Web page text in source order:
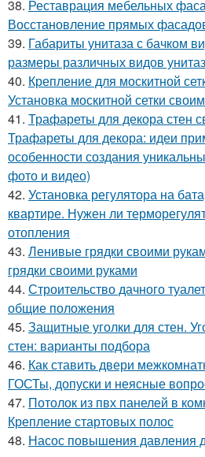
38. Реставрация мебельных
Восстановление прямых
39. Габариты унитаза с бачком
размеры различных видов
40. Крепление для москитной
Установка москитной сетки
41. Трафареты для декора стен
Трафареты для декора: идеи
особенности создания
фото и видео)
42. Установка регулятора на
квартире. Нужен ли
отопления
43. Ленивые грядки своими
грядки своими руками
44. Строительство дачного
общие положения
45. Защитные уголки для стен.
стен: варианты подбора
46. Как ставить двери
ГОСТы, допуски и неясные
47. Потолок из пвх панелей в
Крепление стартовых полос
48. Насос повышения давления